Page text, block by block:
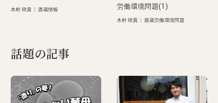
木村 咲貴 |酒蔵情報
労働環境問題(1)
木村 咲貴 |酒蔵労働環境問題
話題の記事